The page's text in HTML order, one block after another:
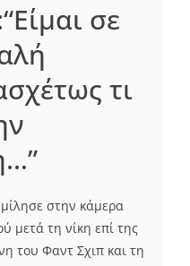
σε
τι
στην κάμερα
μετά τη νίκη επί της
του Φαντ Σχιπ και τη